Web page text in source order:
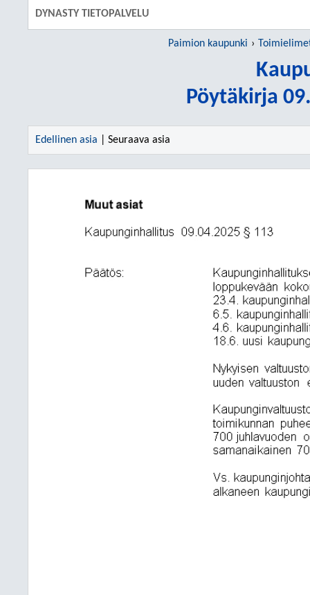
DYNASTY TIETOPALVELU
Paimion kaupunki
Pöytäkirja
Edellinen asia | Seuraava asia